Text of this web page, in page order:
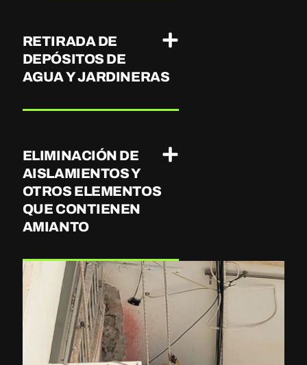
RETIRADA DE
DEPÓSITOS DE
AGUA Y JARDINERAS
ELIMINACIÓN DE
AISLAMIENTOS Y
OTROS ELEMENTOS
QUE CONTIENEN
AMIANTO